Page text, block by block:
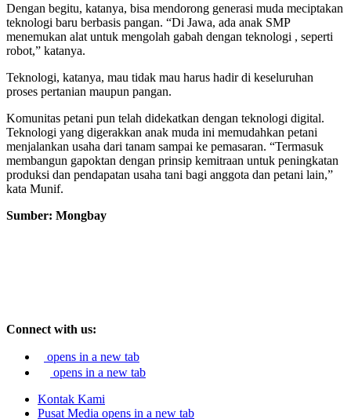
Dengan begitu, katanya, bisa mendorong generasi muda meciptakan
teknologi baru berbasis pangan. “Di Jawa, ada anak SMP
menemukan alat untuk mengolah gabah dengan teknologi , seperti
robot,” katanya.
Teknologi, katanya, mau tidak mau harus hadir di keseluruhan
proses pertanian maupun pangan.
Komunitas petani pun telah didekatkan dengan teknologi digital.
Teknologi yang digerakkan anak muda ini memudahkan petani
menjalankan usaha dari tanam sampai ke pemasaran. “Termasuk
membangun gapoktan dengan prinsip kemitraan untuk peningkatan
produksi dan pendapatan usaha tani bagi anggota dan petani lain,”
kata Munif.
Sumber: Mongbay
Connect with us:
opens in a new tab
opens in a new tab
Kontak Kami
Pusat Media opens in a new tab